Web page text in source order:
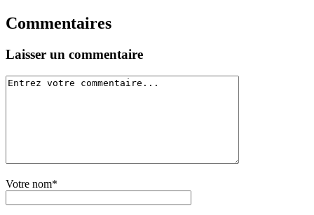
Commentaires
Laisser un commentaire
Votre nom*